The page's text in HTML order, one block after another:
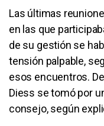
Las últimas
en las que
de su gestión se
tensión palpable,
esos encuentros.
Diess se tomó por
consejo, según